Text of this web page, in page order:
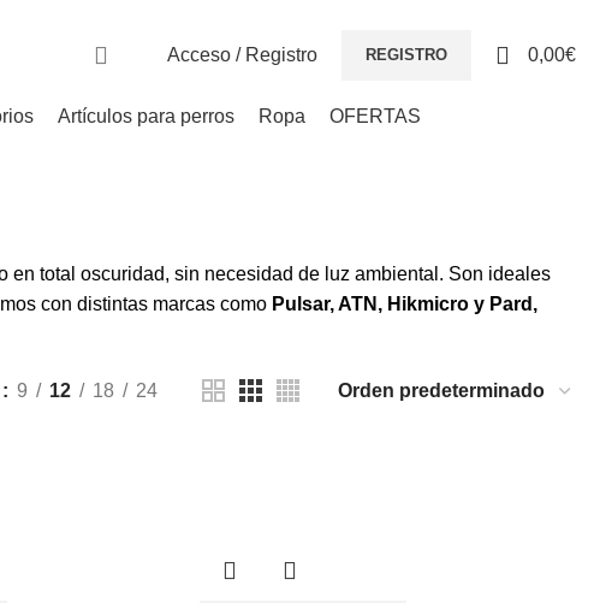
Acceso / Registro REGISTRO 0,00€
Artículos para perros Ropa OFERTAS
en total oscuridad, sin necesidad de luz ambiental. Son ideales
con distintas marcas como Pulsar, ATN, Hikmicro y Pard,
9 12 18 24